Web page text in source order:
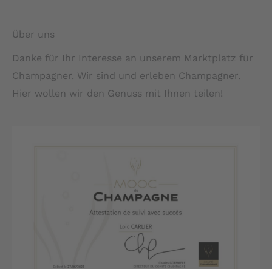
Über uns
Danke für Ihr Interesse an unserem Marktplatz für
Champagner. Wir sind und erleben Champagner.
Hier wollen wir den Genuss mit Ihnen teilen!